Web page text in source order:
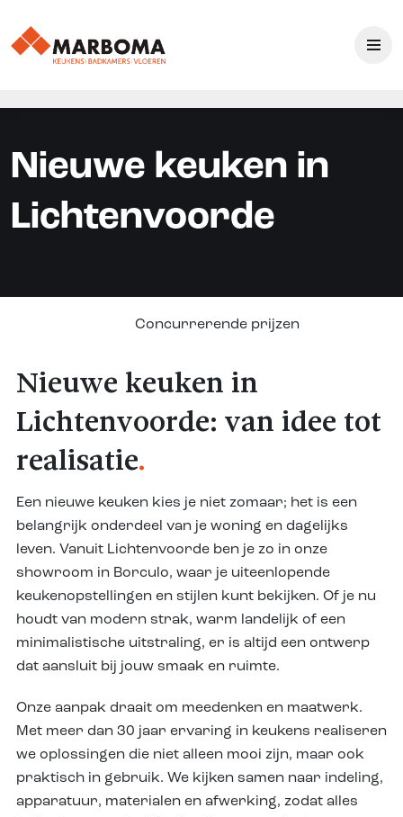
Nieuwe keuken in
Lichtenvoorde
Concurrerende prijzen
Nieuwe keuken in
Lichtenvoorde: van idee tot
realisatie.
Een nieuwe keuken kies je niet zomaar; het is een
belangrijk onderdeel van je woning en dagelijks
leven. Vanuit Lichtenvoorde ben je zo in onze
showroom in Borculo, waar je uiteenlopende
keukenopstellingen en stijlen kunt bekijken. Of je nu
houdt van modern strak, warm landelijk of een
minimalistische uitstraling, er is altijd een ontwerp
dat aansluit bij jouw smaak en ruimte.
Onze aanpak draait om meedenken en maatwerk.
Met meer dan 30 jaar ervaring in keukens realiseren
we oplossingen die niet alleen mooi zijn, maar ook
praktisch in gebruik. We kijken samen naar indeling,
apparatuur, materialen en afwerking, zodat alles